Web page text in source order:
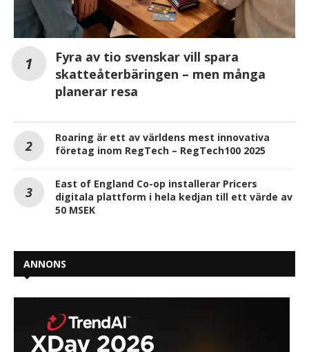
Fyra av tio svenskar vill spara
skatteåterbäringen – men många
planerar resa
Roaring är ett av världens mest innovativa
företag inom RegTech – RegTech100 2025
East of England Co-op installerar Pricers
digitala plattform i hela kedjan till ett värde av
50 MSEK
ANNONS